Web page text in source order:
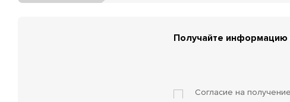
Получайте информацию
Согласие на получение